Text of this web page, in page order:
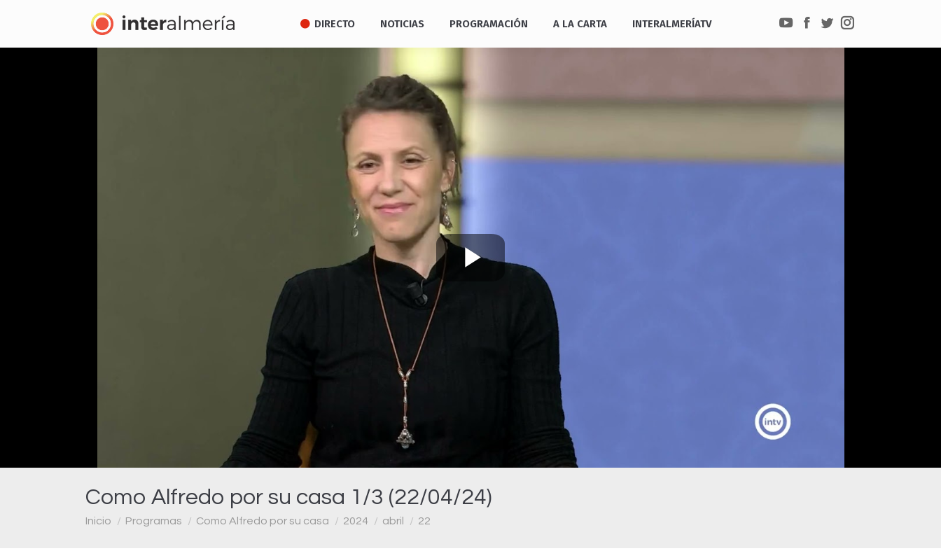
DIRECTO NOTICIAS PROGRAMACIÓN A LA CARTA INTERALMERÍATV
YouTube
Facebook
TwitterInstagram
Como Alfredo por su casa 1/3 (22/04/24)
Estás aquí:
Inicio Programas Como Alfredo por su casa 2024 abril 22
Play
Video